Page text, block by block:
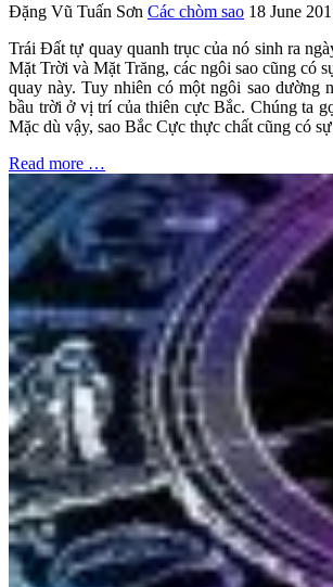
Đặng Vũ Tuấn Sơn Các chòm sao 18 June
Trái Đất tự quay quanh trục của nó sinh ra
Mặt Trời và Mặt Trăng, các ngôi sao cũng có
quay này. Tuy nhiên có một ngôi sao dường
bầu trời ở vị trí của thiên cực Bắc. Chúng ta
Mặc dù vậy, sao Bắc Cực thực chất cũng có
Read more …